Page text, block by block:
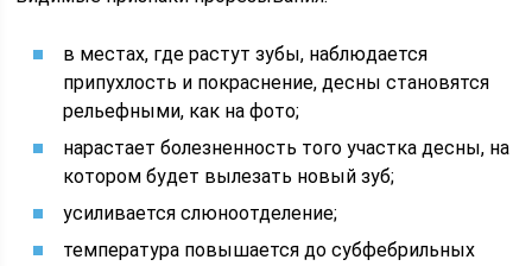
в местах, где растут зубы, наблюдается
припухлость и покраснение, десны становятся
рельефными, как на фото;
нарастает болезненность того участка десны, на
котором будет вылезать новый зуб;
усиливается слюноотделение;
температура повышается до субфебрильных